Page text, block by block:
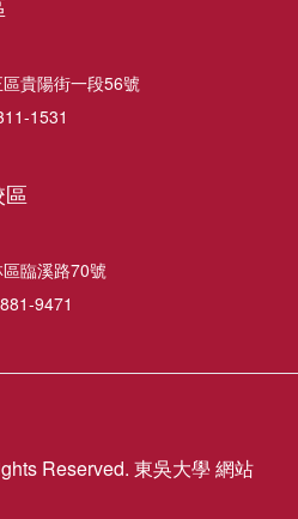
貴陽街一段56號
1531
臨溪路70號
9471
Reserved. 東吳大學 網站